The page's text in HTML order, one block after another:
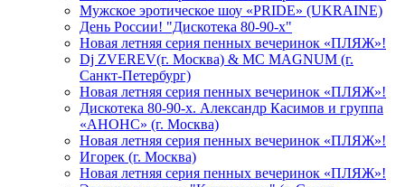
Мужское эротическое шоу «PRIDE» (UKRAINE)
День России! "Дискотека 80-90-х"
Новая летняя серия пенных вечеринок «ПЛЯЖ»!
Dj ZVEREV(г. Москва) & MC MAGNUM (г.
Санкт-Петербург)
Новая летняя серия пенных вечеринок «ПЛЯЖ»!
Дискотека 80-90-х. Александр Касимов и группа
«АНОНС» (г. Москва)
Новая летняя серия пенных вечеринок «ПЛЯЖ»!
Игорек (г. Москва)
Новая летняя серия пенных вечеринок «ПЛЯЖ»!